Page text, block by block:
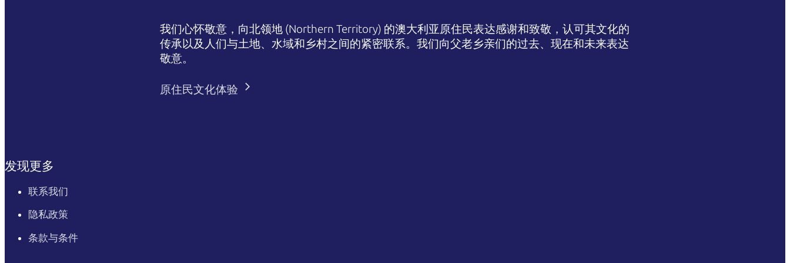
我们心怀敬意，向北领地 (Northern Territory) 的澳大利亚原住民表达感谢和致敬，认可其文化的
传承以及人们与土地、水域和乡村之间的紧密联系。我们向父老乡亲们的过去、现在和未来表达
敬意。
原住民文化体验
发现更多
联系我们
隐私政策
条款与条件